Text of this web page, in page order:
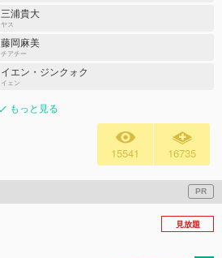
三浦貴大
ヤス
藤岡麻美
チアチー
イエン・ジンクォク
イェン
もっと見る
15541 16735
PR
見放題